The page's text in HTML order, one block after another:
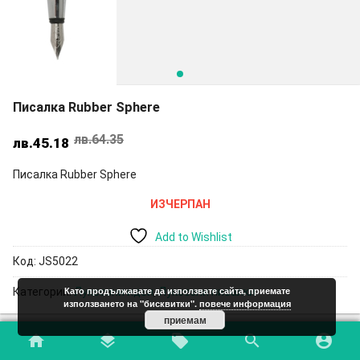
home layers local_offer search account_circle
Писалка Rubber Sphere
лв.64.35Original
was:
лв.45.18
Текущата
е:
Писалка Rubber Sphere
ИЗЧЕРПАН
Add to Wishlist
Код: JS5022
Категории:Луксозни идеи,Луксозни писалки
Като продължавате да използвате сайта, приемате
използването на "бисквитки". повече информация
приемам